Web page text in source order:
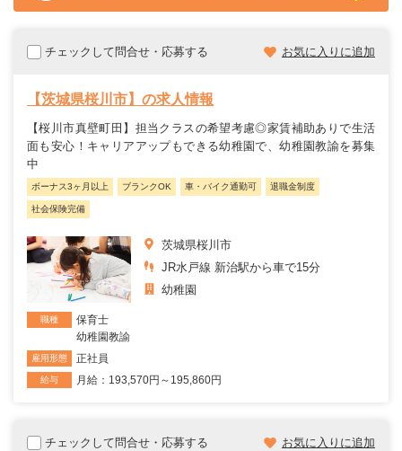
チェックして問合せ・応募する お気に入りに追加
【茨城県桜川市】の求人情報
【桜川市真壁町田】担当クラスの希望考慮◎家賃補助ありで生活
面も安心！キャリアアップもできる幼稚園で、幼稚園教諭を募集
中
ボーナス3ヶ月以上 ブランクOK 車・バイク通勤可 退職金制度
社会保険完備
茨城県桜川市
JR水戸線 新治駅から車で15分
幼稚園
職種
保育士
幼稚園教諭
雇用形態 正社員
給与 月給：193,570円～195,860円
チェックして問合せ・応募する お気に入りに追加